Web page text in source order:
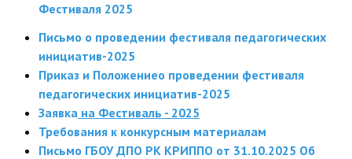
Фестиваля 2025
Письмо о проведении фестиваля педагогических
инициатив-2025
Приказ и Положениео проведении фестиваля
педагогических инициатив-2025
Заявка на Фестиваль - 2025
Требования к конкурсным материалам
Письмо ГБОУ ДПО РК КРИППО от 31.10.2025 Об